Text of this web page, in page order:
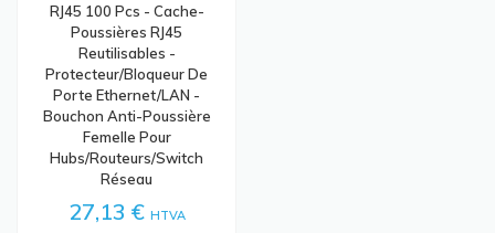
RJ45 100 Pcs - Cache-
Poussières RJ45
Reutilisables -
Protecteur/Bloqueur De
Porte Ethernet/LAN -
Bouchon Anti-Poussière
Femelle Pour
Hubs/Routeurs/Switch
Réseau
27,13 € HTVA